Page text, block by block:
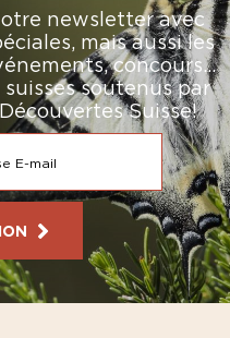
newsletter avec
mais aussi les
concours…
soutenus par
Suisse!